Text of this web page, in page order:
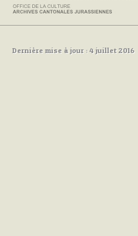
Dernière mise à jour : 4 juillet 2016